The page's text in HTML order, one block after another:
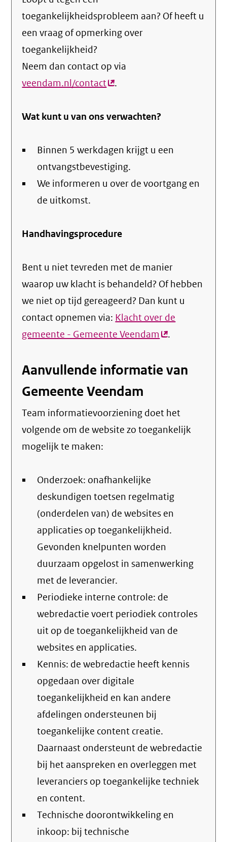
toegankelijkheidsprobleem aan? Of heeft u
een vraag of opmerking over
toegankelijkheid?
Neem dan contact op via
veendam.nl/contact(externe
.
Wat kunt u van ons verwachten?
Binnen 5 werkdagen krijgt u een
ontvangstbevestiging.
We informeren u over de voortgang en
de uitkomst.
Handhavingsprocedure
Bent u niet tevreden met de manier
waarop uw klacht is behandeld? Of hebben
we niet op tijd gereageerd? Dan kunt u
contact opnemen via: Klacht over de
gemeente - Gemeente Veendam (externe
.
Aanvullende informatie van
Gemeente Veendam
Team informatievoorziening doet het
volgende om de website zo toegankelijk
mogelijk te maken:
Onderzoek: onafhankelijke
deskundigen toetsen regelmatig
(onderdelen van) de websites en
applicaties op toegankelijkheid.
Gevonden knelpunten worden
duurzaam opgelost in samenwerking
met de leverancier.
Periodieke interne controle: de
webredactie voert periodiek controles
uit op de toegankelijkheid van de
websites en applicaties.
Kennis: de webredactie heeft kennis
opgedaan over digitale
toegankelijkheid en kan andere
afdelingen ondersteunen bij
toegankelijke content creatie.
Daarnaast ondersteunt de webredactie
bij het aanspreken en overleggen met
leveranciers op toegankelijke techniek
en content.
Technische doorontwikkeling en
inkoop: bij technische